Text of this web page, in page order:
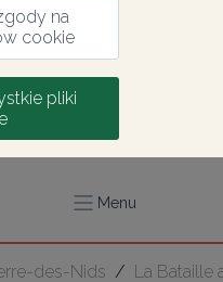
na
cookie
pliki
Menu
des-Nids / La Bataille